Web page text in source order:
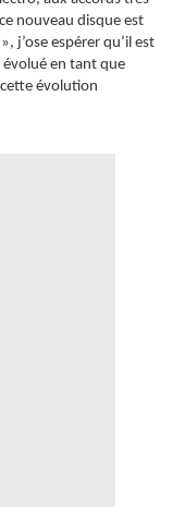
nouveau disque est
», j’ose espérer qu’il est
en tant que
évolution